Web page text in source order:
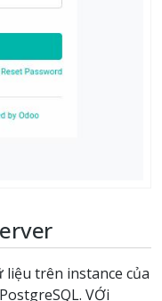
liệu trên instance của
VỚi